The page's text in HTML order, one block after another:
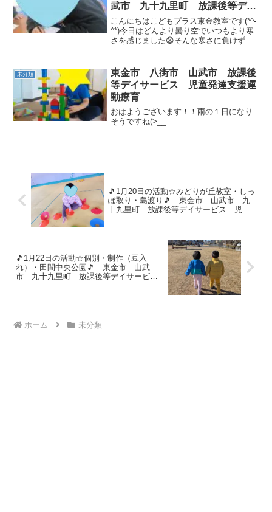
武市 九十九里町 放課後等デイ
サービス 児童発達支援 教室見
学
こんにちはこどもプラス東金教室です(*^-
^*)今日はどんより曇り空でいつもより寒
さを感じました😫そんな寒さに負けず、
り座って集中しています！ お勉強が終わ
ると...
未分類
東金市 八街市 山武市 放課後
等デイサービス 児童発達支援運
動療育
おはようございます！！雨の１日になり
そうですね(>__
🎵1月20日の活動☆みどりが丘教室・しっ
ぽ取り・島渡り🎵 東金市 山武市 九
十九里町 放課後等デイサービス 児童
🎵1月22日の活動☆個別・制作（豆入
れ）・田間中央公園🎵 東金市 山武
市 九十九里町 放課後等デイサービ
ホーム 未分類